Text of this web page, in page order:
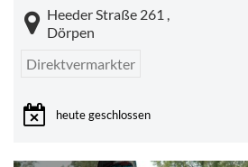
Heeder Straße 261 ,
Dörpen
Direktvermarkter
heute geschlossen